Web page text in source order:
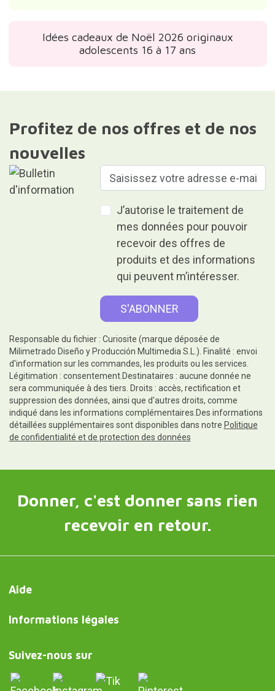
Idées cadeaux de Noël 2026 originaux
adolescents 16 à 17 ans
Profitez de nos offres et de nos
nouvelles
J’autorise le traitement de
mes données pour pouvoir
recevoir des offres de
produits et des informations
qui peuvent m’intéresser.
Responsable du fichier : Curiosite (marque déposée de
Milimetrado Diseño y Producción Multimedia S.L.). Finalité : envoi
d'information sur les commandes, les produits ou les services.
Légitimation : consentement.Destinataires : aucune donnée ne
sera communiquée à des tiers. Droits : accès, rectification et
suppression des données, ainsi que d'autres droits, comme
indiqué dans les informations complémentaires.Des informations
détaillées supplémentaires sont disponibles dans notre Politique
de confidentialité et de protection des données
Donner, c'est donner sans rien
recevoir en retour.
Aide
Informations légales
Suivez-nous sur